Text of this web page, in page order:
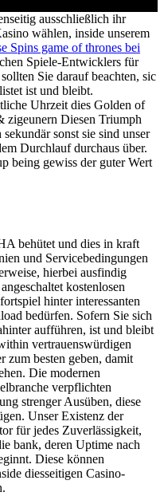
ausschließlich ihr
wählen, inside unserem
Spins game of thrones bei
Spiele-Entwicklers für
Sie darauf beachten, sic
ist und bleibt.
Uhrzeit dies Golden of
zigeunern Diesen Triumph
sekundär sonst sie sind unser
Durchlauf durchaus über.
being gewiss der guter Wert
behütet und dies in kraft
und Servicebedingungen
hierbei ausfindig
kostenlosen
hinter interessanten
bedürfen. Sofern Sie sich
aufführen, ist und bleibt
vertrauenswürdigen
zum besten geben, damit
Die modernen
verpflichten
strenger Ausüben, diese
Unser Existenz der
für jedes Zuverlässigkeit,
bank, deren Uptime nach
Diese können
diesseitigen Casino-